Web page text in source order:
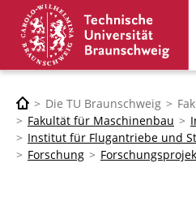
Die TU Braunschweig
Fakultät für Maschinenbau
Institut für Flugantriebe und
Forschung